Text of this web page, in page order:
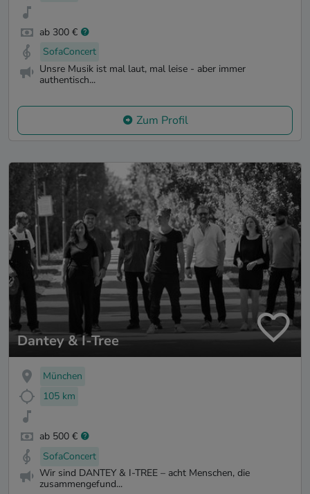
ab 300 €
SofaConcert
Unsre Musik ist mal laut, mal leise - aber immer
authentisch...
Zum Profil
Dantey & I-Tree
München
105 km
ab 500 €
SofaConcert
Wir sind DANTEY & I-TREE – acht Menschen, die
zusammengefund...